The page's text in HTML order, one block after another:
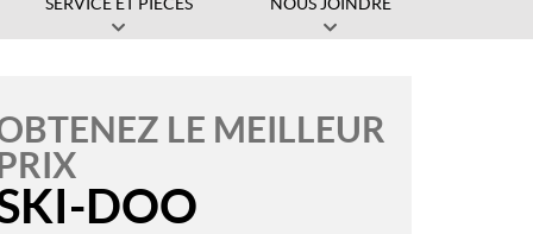
LE MEILLEUR
DOO